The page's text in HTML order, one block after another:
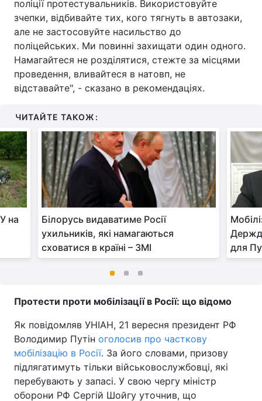
поліції протестувальників. Використовуйте
зчепки, відбивайте тих, кого тягнуть в автозаки,
але не застосовуйте насильство до
поліцейських. Ми повинні захищати один одного.
Намагайтеся не розділятися, стежте за місцями
проведення, вливайтеся в натовп, не
відставайте", - сказано в рекомендаціях.
ЧИТАЙТЕ ТАКОЖ:
на
Білорусь видаватиме Росії
ухильників, які намагаються
сховатися в країні – ЗМІ
для
Протести проти мобілізації в Росії: що відомо
Як повідомляв УНІАН, 21 вересня президент РФ
Володимир Путін оголосив про часткову
мобілізацію в Росії. За його словами, призову
підлягатимуть тільки військовослужбовці, які
перебувають у запасі. У свою чергу міністр
оборони РФ Сергій Шойгу уточнив, що